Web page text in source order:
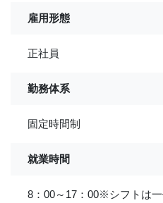
雇用形態
正社員
勤務体系
固定時間制
就業時間
8：00～17：00※シフトは